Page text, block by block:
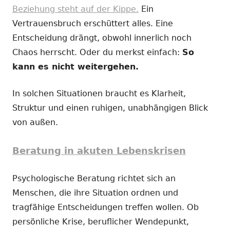
Beziehung steht auf der Kippe. Ein
Vertrauensbruch erschüttert alles. Eine
Entscheidung drängt, obwohl innerlich noch
Chaos herrscht. Oder du merkst einfach: So
kann es nicht weitergehen.
In solchen Situationen braucht es Klarheit,
Struktur und einen ruhigen, unabhängigen Blick
von außen.
Beratung in akuten Lebenskrisen
Psychologische Beratung richtet sich an
Menschen, die ihre Situation ordnen und
tragfähige Entscheidungen treffen wollen. Ob
persönliche Krise, beruflicher Wendepunkt,